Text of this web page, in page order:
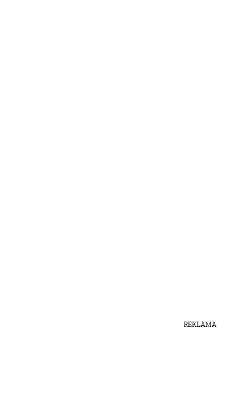
REKLAMA